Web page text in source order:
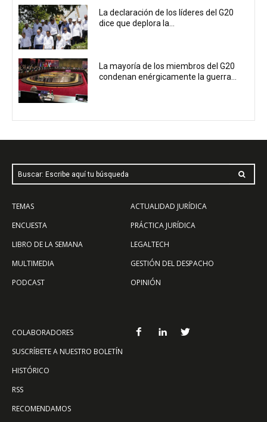
La declaración de los líderes del G20
dice que deplora la...
La mayoría de los miembros del G20
condenan enérgicamente la guerra...
Buscar: Escribe aquí tu búsqueda
TEMAS
ENCUESTA
LIBRO DE LA SEMANA
MULTIMEDIA
PODCAST
ACTUALIDAD JURÍDICA
PRÁCTICA JURÍDICA
LEGALTECH
GESTIÓN DEL DESPACHO
OPINIÓN
COLABORADORES
SUSCRÍBETE A NUESTRO BOLETÍN
HISTÓRICO
RSS
RECOMENDAMOS